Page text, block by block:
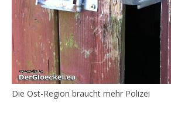
Die Ost-Region braucht mehr Polizei